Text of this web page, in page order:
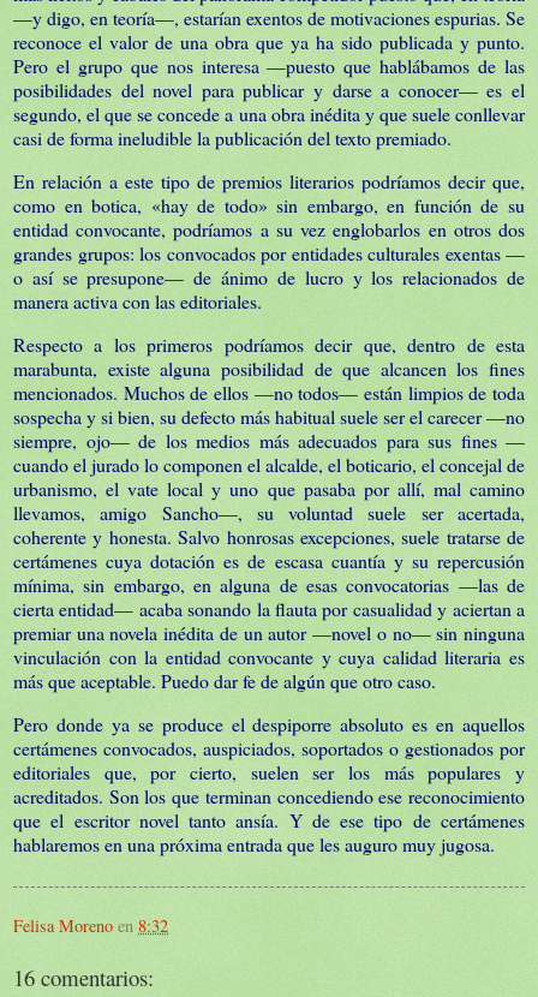
—y digo, en teoría—, estarían exentos de motivaciones espurias. Se
reconoce el valor de una obra que ya ha sido publicada y punto.
Pero el grupo que nos interesa —puesto que hablábamos de las
posibilidades del novel para publicar y darse a conocer— es el
segundo, el que se concede a una obra inédita y que suele conllevar
casi de forma ineludible la publicación del texto premiado.
En relación a este tipo de premios literarios podríamos decir que,
como en botica, «hay de todo» sin embargo, en función de su
entidad convocante, podríamos a su vez englobarlos en otros dos
grandes grupos: los convocados por entidades culturales exentas —
o así se presupone— de ánimo de lucro y los relacionados de
manera activa con las editoriales.
Respecto a los primeros podríamos decir que, dentro de esta
marabunta, existe alguna posibilidad de que alcancen los fines
mencionados. Muchos de ellos —no todos— están limpios de toda
sospecha y si bien, su defecto más habitual suele ser el carecer —no
siempre, ojo— de los medios más adecuados para sus fines —
cuando el jurado lo componen el alcalde, el boticario, el concejal de
urbanismo, el vate local y uno que pasaba por allí, mal camino
llevamos, amigo Sancho—, su voluntad suele ser acertada,
coherente y honesta. Salvo honrosas excepciones, suele tratarse de
certámenes cuya dotación es de escasa cuantía y su repercusión
mínima, sin embargo, en alguna de esas convocatorias —las de
cierta entidad— acaba sonando la flauta por casualidad y aciertan a
premiar una novela inédita de un autor —novel o no— sin ninguna
vinculación con la entidad convocante y cuya calidad literaria es
más que aceptable. Puedo dar fe de algún que otro caso.
Pero donde ya se produce el despiporre absoluto es en aquellos
certámenes convocados, auspiciados, soportados o gestionados por
editoriales que, por cierto, suelen ser los más populares y
acreditados. Son los que terminan concediendo ese reconocimiento
que el escritor novel tanto ansía. Y de ese tipo de certámenes
hablaremos en una próxima entrada que les auguro muy jugosa.
Felisa Moreno en 8:32
16 comentarios: